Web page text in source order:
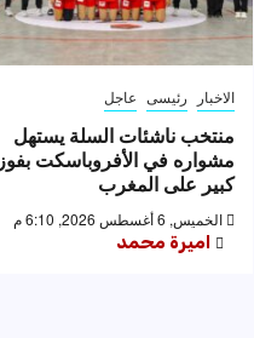
الاخبار رئيسى عاجل
منتخب ناشئات السلة يستهل
مشواره في الأفروباسكت بفوز
كبير على المغرب
الخميس, 6 أغسطس 2026, 6:10 م
اميرة محمد